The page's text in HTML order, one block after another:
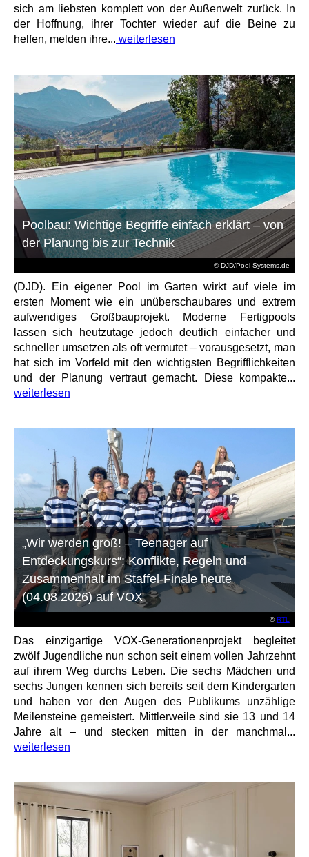
sich am liebsten komplett von der Außenwelt zurück. In
der Hoffnung, ihrer Tochter wieder auf die Beine zu
helfen, melden ihre... weiterlesen
© DJD/Pool-Systems.de
Poolbau: Wichtige Begriffe einfach erklärt – von
der Planung bis zur Technik
(DJD). Ein eigener Pool im Garten wirkt auf viele im
ersten Moment wie ein unüberschaubares und extrem
aufwendiges Großbauprojekt. Moderne Fertigpools
lassen sich heutzutage jedoch deutlich einfacher und
schneller umsetzen als oft vermutet – vorausgesetzt, man
hat sich im Vorfeld mit den wichtigsten Begrifflichkeiten
und der Planung vertraut gemacht. Diese kompakte...
weiterlesen
©RTL
„Wir werden groß! – Teenager auf
Entdeckungskurs“: Konflikte, Regeln und
Zusammenhalt im Staffel-Finale heute
(04.08.2026) auf VOX
Das einzigartige VOX-Generationenprojekt begleitet
zwölf Jugendliche nun schon seit einem vollen Jahrzehnt
auf ihrem Weg durchs Leben. Die sechs Mädchen und
sechs Jungen kennen sich bereits seit dem Kindergarten
und haben vor den Augen des Publikums unzählige
Meilensteine gemeistert. Mittlerweile sind sie 13 und 14
Jahre alt – und stecken mitten in der manchmal...
weiterlesen